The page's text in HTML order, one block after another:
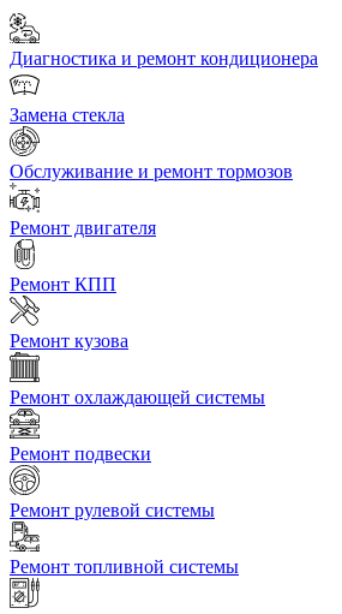
Диагностика и ремонт кондиционера
Замена стекла
Обслуживание и ремонт тормозов
Ремонт двигателя
Ремонт КПП
Ремонт кузова
Ремонт охлаждающей системы
Ремонт подвески
Ремонт рулевой системы
Ремонт топливной системы